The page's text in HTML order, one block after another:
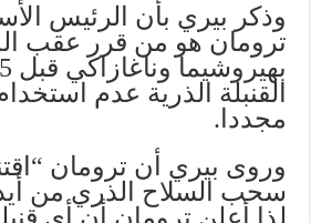
وذكر بيري بأن الرئيس
ترومان هو من قرر عقب
القنبلة الذرية عدم
مجددا.
وروى بيري أن ترومان
سحب السلاح الذري من